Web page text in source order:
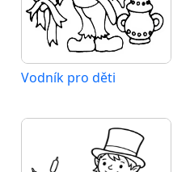
Vodník pro děti